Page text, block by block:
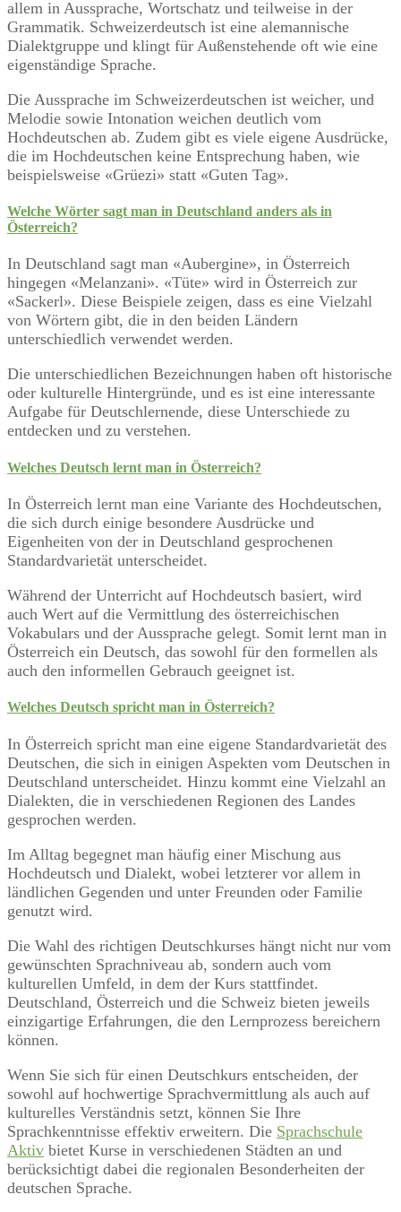
allem in Aussprache, Wortschatz und teilweise in der
Grammatik. Schweizerdeutsch ist eine alemannische
Dialektgruppe und klingt für Außenstehende oft wie eine
eigenständige Sprache.
Die Aussprache im Schweizerdeutschen ist weicher, und
Melodie sowie Intonation weichen deutlich vom
Hochdeutschen ab. Zudem gibt es viele eigene Ausdrücke,
die im Hochdeutschen keine Entsprechung haben, wie
beispielsweise «Grüezi» statt «Guten Tag».
Welche Wörter sagt man in Deutschland anders als in
Österreich?
In Deutschland sagt man «Aubergine», in Österreich
hingegen «Melanzani». «Tüte» wird in Österreich zur
«Sackerl». Diese Beispiele zeigen, dass es eine Vielzahl
von Wörtern gibt, die in den beiden Ländern
unterschiedlich verwendet werden.
Die unterschiedlichen Bezeichnungen haben oft historische
oder kulturelle Hintergründe, und es ist eine interessante
Aufgabe für Deutschlernende, diese Unterschiede zu
entdecken und zu verstehen.
Welches Deutsch lernt man in Österreich?
In Österreich lernt man eine Variante des Hochdeutschen,
die sich durch einige besondere Ausdrücke und
Eigenheiten von der in Deutschland gesprochenen
Standardvarietät unterscheidet.
Während der Unterricht auf Hochdeutsch basiert, wird
auch Wert auf die Vermittlung des österreichischen
Vokabulars und der Aussprache gelegt. Somit lernt man in
Österreich ein Deutsch, das sowohl für den formellen als
auch den informellen Gebrauch geeignet ist.
Welches Deutsch spricht man in Österreich?
In Österreich spricht man eine eigene Standardvarietät des
Deutschen, die sich in einigen Aspekten vom Deutschen in
Deutschland unterscheidet. Hinzu kommt eine Vielzahl an
Dialekten, die in verschiedenen Regionen des Landes
gesprochen werden.
Im Alltag begegnet man häufig einer Mischung aus
Hochdeutsch und Dialekt, wobei letzterer vor allem in
ländlichen Gegenden und unter Freunden oder Familie
genutzt wird.
Die Wahl des richtigen Deutschkurses hängt nicht nur vom
gewünschten Sprachniveau ab, sondern auch vom
kulturellen Umfeld, in dem der Kurs stattfindet.
Deutschland, Österreich und die Schweiz bieten jeweils
einzigartige Erfahrungen, die den Lernprozess bereichern
können.
Wenn Sie sich für einen Deutschkurs entscheiden, der
sowohl auf hochwertige Sprachvermittlung als auch auf
kulturelles Verständnis setzt, können Sie Ihre
Sprachkenntnisse effektiv erweitern. Die Sprachschule
Aktiv bietet Kurse in verschiedenen Städten an und
berücksichtigt dabei die regionalen Besonderheiten der
deutschen Sprache.